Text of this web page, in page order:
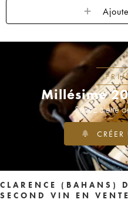
Millésime
Soyez alerté
CRÉER
CLARENCE (BAHANS)
SECOND VIN EN VENTE